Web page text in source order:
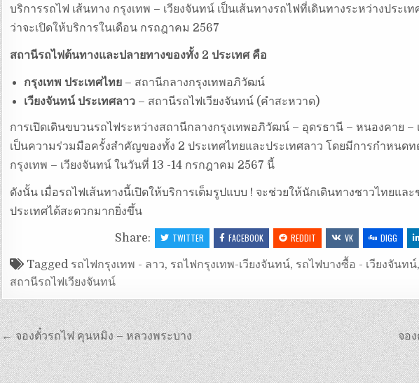
บริการรถไฟ เส้นทาง กรุงเทพ – เวียงจันทน์ เป็นเส้นทางรถไฟที่เดินทางระหว่างประเ
ว่าจะเปิดให้บริการในเดือน กรถฎาคม 2567
สถานีรถไฟต้นทางและปลายทางของทั้ง 2 ประเทศ คือ
กรุงเทพ ประเทศไทย– สถานีกลางกรุงเทพอภิวัฒน์
เวียงจันทน์ ประเทศลาว– สถานีรถไฟเวียงจันทน์ (คำสะหวาด)
การเปิดเดินขบวนรถไฟระหว่างสถานีกลางกรุงเทพอภิวัฒน์ – อุดรธานี – หนองคาย –
เป็นความร่วมมือครั้งสำคัญของทั้ง 2 ประเทศไทยและประเทศลาว โดยมีการกำหนดท
กรุงเทพ – เวียงจันทน์ ในวันที่ 13 -14 กรกฎาคม 2567 นี้
ดังนั้น เมื่อรถไฟเส้นทางนี้เปิดให้บริการเต็มรูปแบบ ! จะช่วยให้นักเดินทางชาวไทยแล
ประเทศได้สะดวกมากยิ่งขึ้น
Share: TWITTER FACEBOOK REDDIT VK DIGG
Tagged รถไฟกรุงเทพ - ลาว, รถไฟกรุงเทพ-เวียงจันทน์, รถไฟบางซื้อ - เวียงจันทน์,
สถานีรถไฟเวียงจันทน์
จอ
← จองตั๋วรถไฟ คุนหมิง – หลวงพระบาง